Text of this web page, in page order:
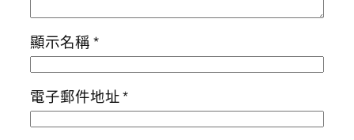
顯示名稱*
電子郵件地址*